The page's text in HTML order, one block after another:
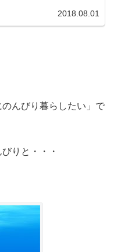
2018.08.01
んびり暮らしたい」で
りと・・・